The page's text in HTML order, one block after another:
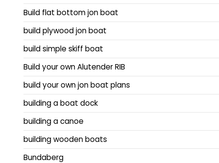
Build flat bottom jon boat
build plywood jon boat
build simple skiff boat
Build your own Alutender RIB
build your own jon boat plans
building a boat dock
building a canoe
building wooden boats
Bundaberg